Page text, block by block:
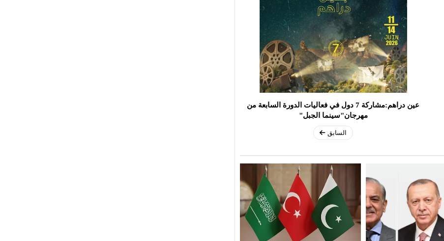
عين دراهم:مشاركة 7 دول في فعاليات الدورة السابعة من
مهرجان"سينما الجبل"
السابق